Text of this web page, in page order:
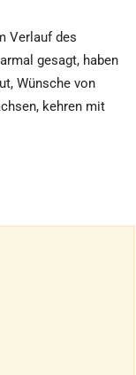
Verlauf des
gesagt, haben
Wünsche von
kehren mit